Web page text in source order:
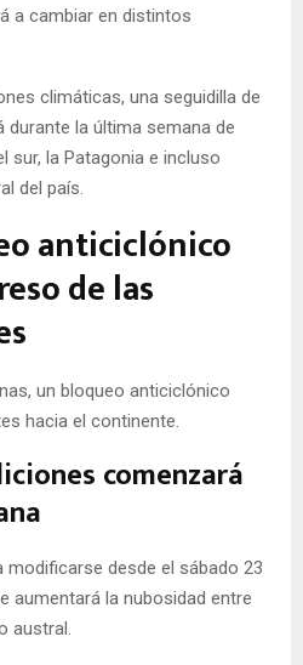
a cambiar en distintos
climáticas, una seguidilla de
la última semana de
sur, la Patagonia e incluso
del país.
anticiclónico
de las
un bloqueo anticiclónico
hacia el continente.
comenzará
modificarse desde el sábado 23
aumentará la nubosidad entre
austral.